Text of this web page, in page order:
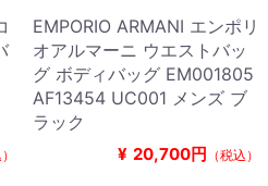
EMPORIO ARMANI エンポリ
オアルマーニ ウエストバッ
グ ボディバッグ EM001805
AF13454 UC001 メンズ ブ
ラック
¥ 20,700円 （税込）